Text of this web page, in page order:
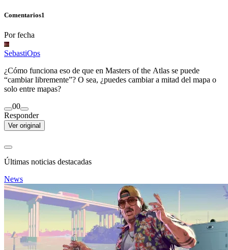
Comentarios1
Por fecha
SebastiOps
¿Cómo funciona eso de que en Masters of the Atlas se puede
“cambiar libremente”? O sea, ¿puedes cambiar a mitad del mapa o
solo entre mapas?
00
Responder
Ver original
Últimas noticias destacadas
News